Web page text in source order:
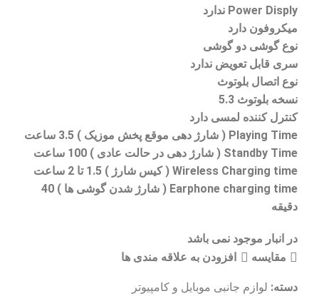
Power Disply ندارد
میکروفون دارد
نوع گوشی دو گوشی
سری قابل تعویض ندارد
نوع اتصال بلوتوث
نسخه بلوتوث 5.3
کنترل کننده لمسی دارد
Playing Time ( شارژ دهی موقع پخش موزیک ) 3.5 ساعت
Standby Time ( شارژ دهی در حالت عادی ) 100 ساعت
Wireless Charging time ( کیس شارژ ) 1.5 تا 2 ساعت
Earphone charging time ( شارژ شدن گوشی ها ) 40
دقیقه
در انبار موجود نمی باشد
مقایسه افزودن به علاقه مندی ها
دسته: لوازم جانبی موبایل و کامپیوتر